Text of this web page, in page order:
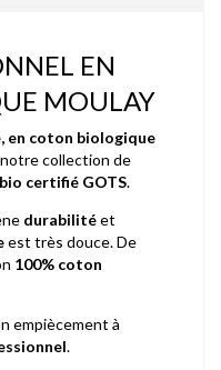
EN
MOULAY
en coton biologique
collection de
certifié GOTS.
durabilitéet
est très douce. De
100% coton
empiècement à
.